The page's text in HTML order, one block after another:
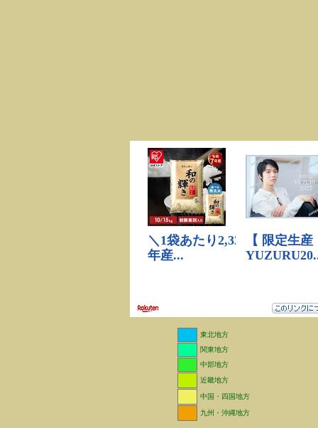
東北地方
関東地方
中部地方
近畿地方
中国・四国地方
九州・沖縄地方